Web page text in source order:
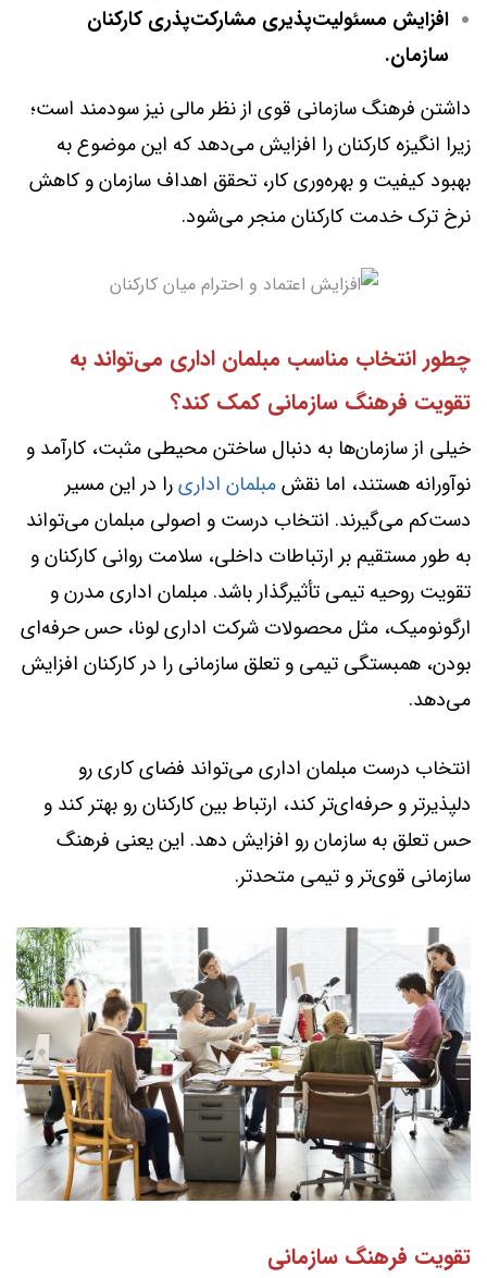
افزایش مسئولیت‌پذیری مشارکت‌پذری کارکنان
سازمان.
داشتن فرهنگ سازمانی قوی از نظر مالی نیز سودمند است؛
زیرا انگیزه کارکنان را افزایش می‌دهد که این موضوع به
بهبود کیفیت و بهره‌وری کار، تحقق اهداف سازمان و کاهش
نرخ ترک خدمت کارکنان منجر می‌شود.
چطور انتخاب مناسب مبلمان اداری می‌تواند به
تقویت فرهنگ سازمانی کمک کند؟
خیلی از سازمان‌ها به دنبال ساختن محیطی مثبت، کارآمد و
نوآورانه هستند، اما نقشمبلمان اداریرا در این مسیر
دست‌کم می‌گیرند. انتخاب درست و اصولی مبلمان می‌تواند
به طور مستقیم بر ارتباطات داخلی، سلامت روانی کارکنان و
تقویت روحیه تیمی تأثیرگذار باشد. مبلمان اداری مدرن و
ارگونومیک، مثل محصولات شرکت اداری لونا، حس حرفه‌ای
بودن، همبستگی تیمی و تعلق سازمانی را در کارکنان افزایش
می‌دهد.
انتخاب درست مبلمان اداری می‌تواند فضای کاری رو
دلپذیرتر و حرفه‌ای‌تر کند، ارتباط بین کارکنان رو بهتر کند و
حس تعلق به سازمان رو افزایش دهد. این یعنی فرهنگ
سازمانی قوی‌تر و تیمی متحدتر.
تقویت فرهنگ سازمانی